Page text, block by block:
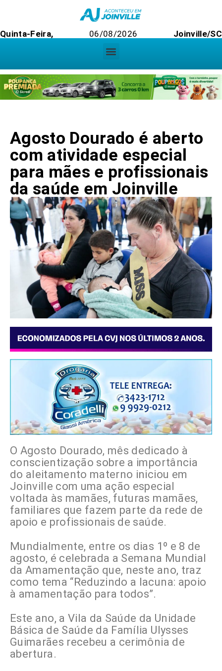
Quinta-Feira, 06/08/2026 Joinville/SC
Agosto Dourado é aberto
com atividade especial
para mães e profissionais
da saúde em Joinville
O Agosto Dourado, mês dedicado à
conscientização sobre a importância
do aleitamento materno iniciou em
Joinville com uma ação especial
voltada às mamães, futuras mamães,
familiares que fazem parte da rede de
apoio e profissionais de saúde.
Mundialmente, entre os dias 1º e 8 de
agosto, é celebrada a Semana Mundial
da Amamentação que, neste ano, traz
como tema “Reduzindo a lacuna: apoio
à amamentação para todos”.
Este ano, a Vila da Saúde da Unidade
Básica de Saúde da Família Ulysses
Guimarães recebeu a cerimônia de
abertura.